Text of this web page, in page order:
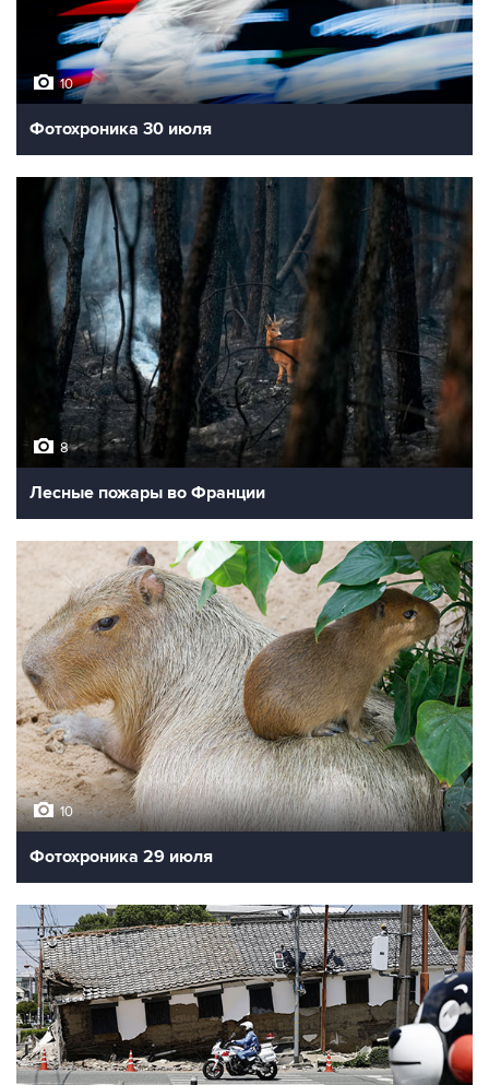
10
Фотохроника 30 июля
8
Лесные пожары во Франции
10
Фотохроника 29 июля